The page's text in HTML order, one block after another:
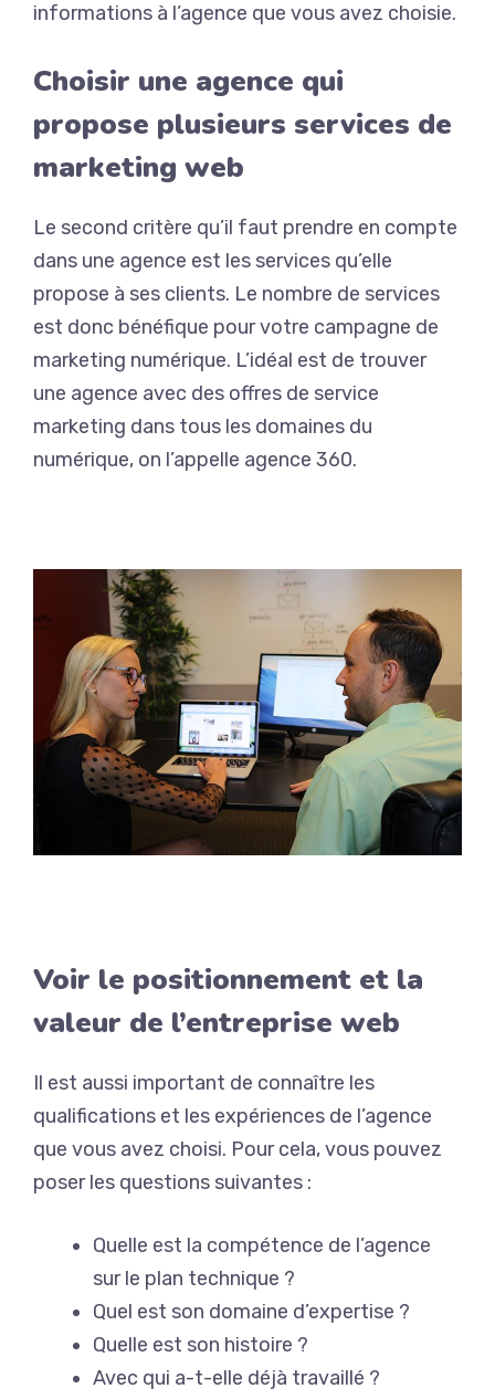
informations à l’agence que vous avez choisie.
Choisir une agence qui
propose plusieurs services de
marketing web
Le second critère qu’il faut prendre en compte
dans une agence est les services qu’elle
propose à ses clients. Le nombre de services
est donc bénéfique pour votre campagne de
marketing numérique. L’idéal est de trouver
une agence avec des offres de service
marketing dans tous les domaines du
numérique, on l’appelle agence 360.
Voir le positionnement et la
valeur de l’entreprise web
Il est aussi important de connaître les
qualifications et les expériences de l’agence
que vous avez choisi. Pour cela, vous pouvez
poser les questions suivantes :
Quelle est la compétence de l’agence
sur le plan technique ?
Quel est son domaine d’expertise ?
Quelle est son histoire ?
Avec qui a-t-elle déjà travaillé ?